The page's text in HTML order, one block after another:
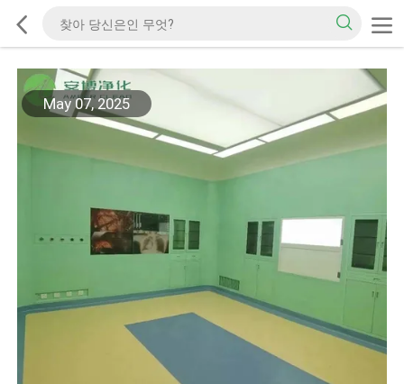
May 07, 2025